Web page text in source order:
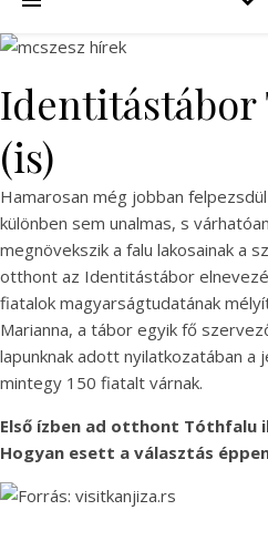
Identitástábor
(is)
Hamarosan még jobban
különben sem unalmas, s
megnövekszik a falu lakosainak a
otthont az Identitástábor
fiatalok magyarságtudatának
Marianna, a tábor egyik fő
lapunknak adott nyilatkozatában
mintegy 150 fiatalt várnak.
Első ízben ad otthont Tóthfalu
Hogyan esett a választás